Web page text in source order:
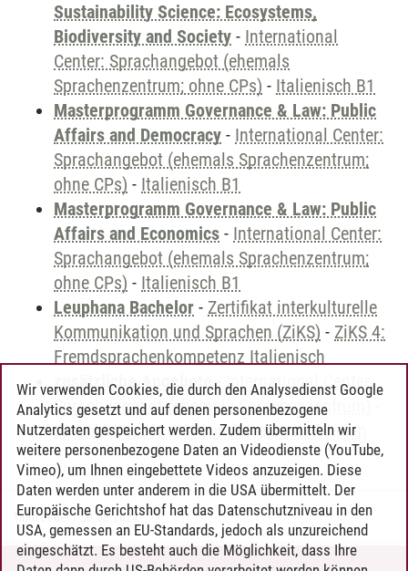
Sustainability Science: Ecosystems,
Biodiversity and Society - International
Center: Sprachangebot (ehemals
Sprachenzentrum; ohne CPs) - Italienisch B1
Masterprogramm Governance & Law: Public
Affairs and Democracy - International Center:
Sprachangebot (ehemals Sprachenzentrum;
ohne CPs) - Italienisch B1
Masterprogramm Governance & Law: Public
Affairs and Economics - International Center:
Sprachangebot (ehemals Sprachenzentrum;
ohne CPs) - Italienisch B1
Leuphana Bachelor - Zertifikat interkulturelle
Kommunikation und Sprachen (ZiKS) - ZiKS 4:
Fremdsprachenkompetenz Italienisch
zusätzliche Angebote- International Center:
Sprachangebot (ehemals Sprachenzentrum)
Sprachangebot und Sonderveranstaltungen
Timo Leder/30.06.2024
Wir verwenden Cookies, die durch den Analysedienst Google
Analytics gesetzt und auf denen personenbezogene
Nutzerdaten gespeichert werden. Zudem übermitteln wir
weitere personenbezogene Daten an Videodienste (YouTube,
Vimeo), um Ihnen eingebettete Videos anzuzeigen. Diese
Daten werden unter anderem in die USA übermittelt. Der
Europäische Gerichtshof hat das Datenschutzniveau in den
USA, gemessen an EU-Standards, jedoch als unzureichend
eingeschätzt. Es besteht auch die Möglichkeit, dass Ihre